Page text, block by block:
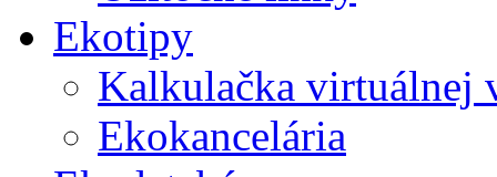
Ekotipy
Kalkulačka virtuálnej
Ekokancelária